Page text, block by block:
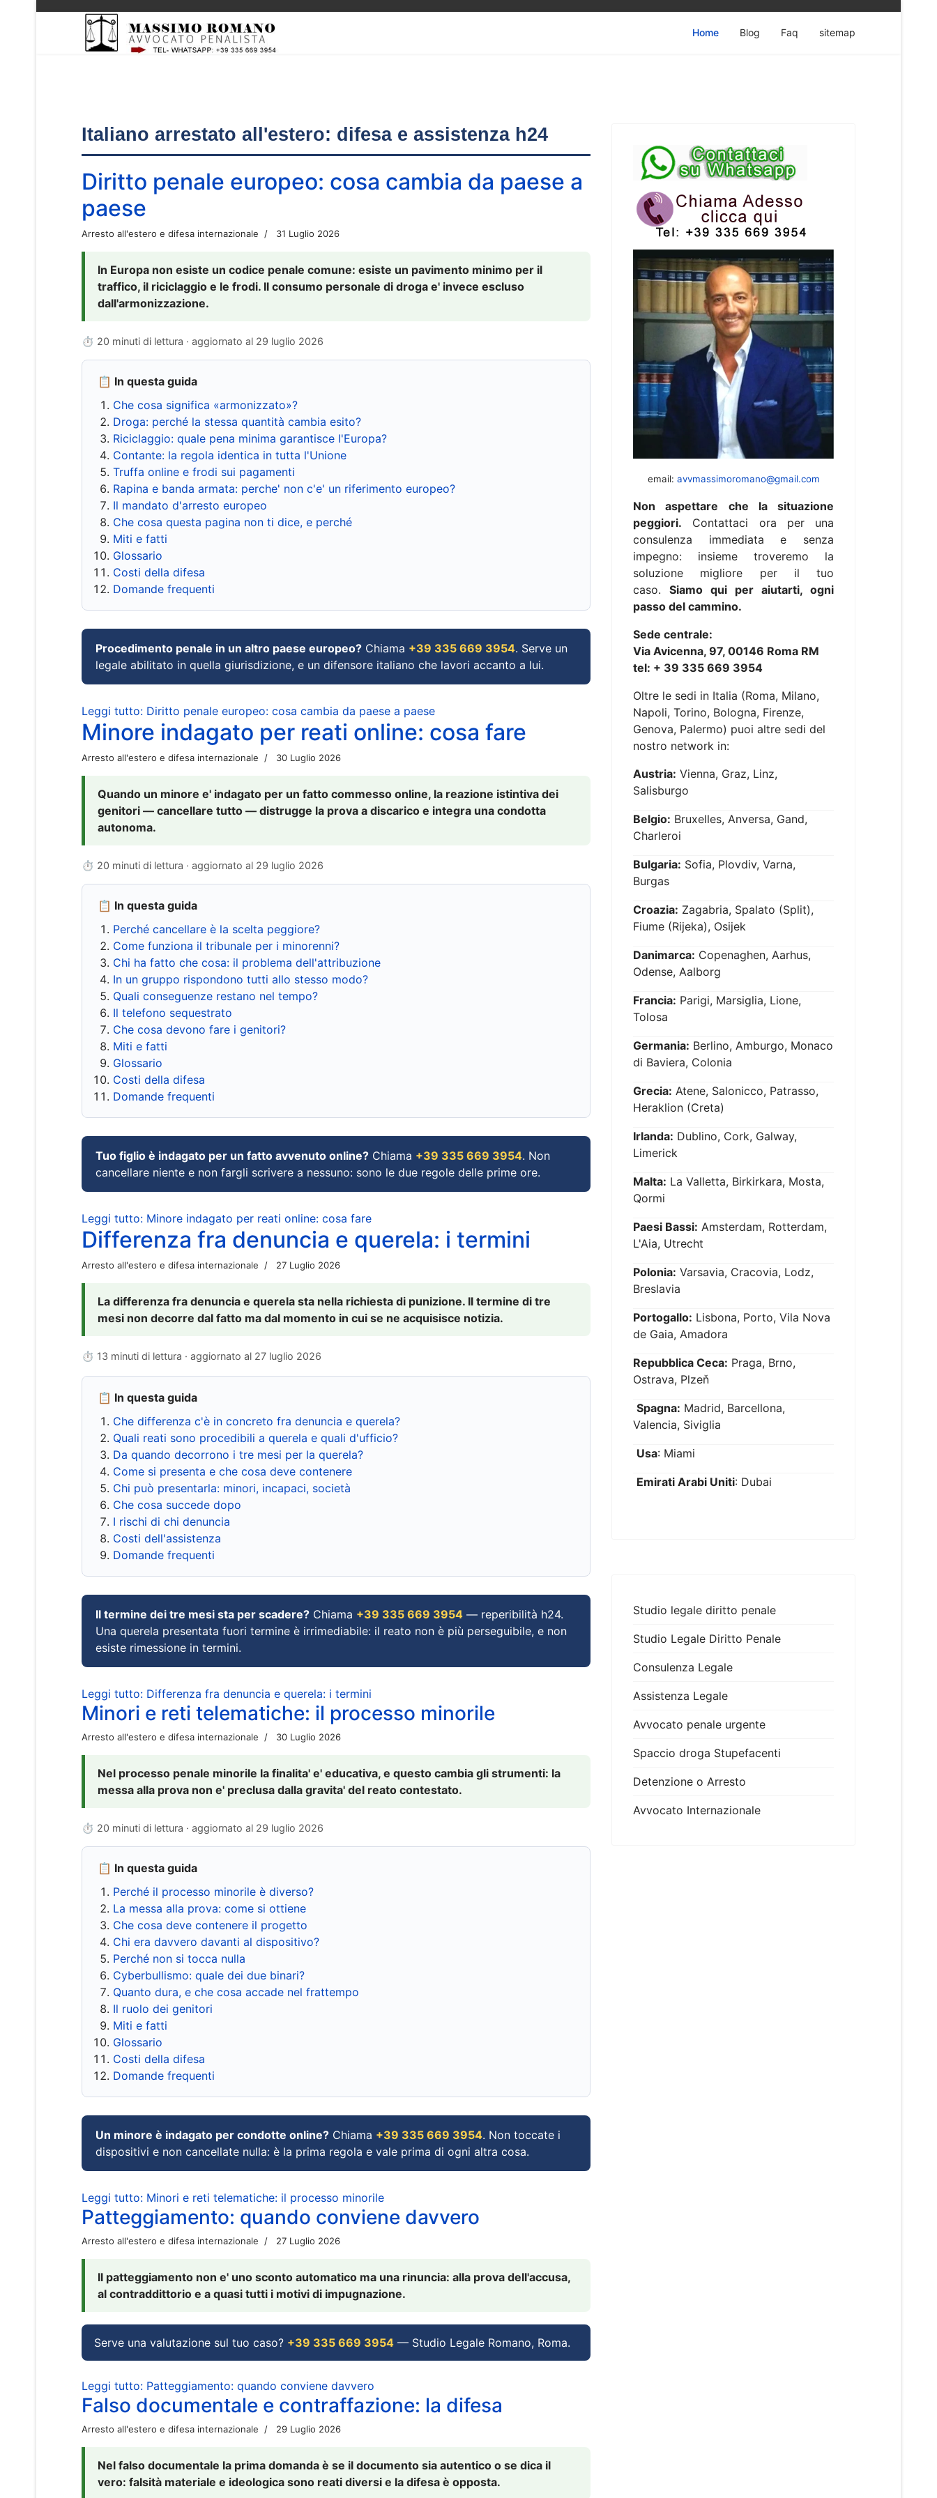
Home Blog Faq sitemap
Italiano arrestato all'estero: difesa e assistenza h24
Diritto penale europeo: cosa cambia da paese a
paese
Arresto all'estero e difesa internazionale 31 Luglio 2026
In Europa non esiste un codice penale comune: esiste un pavimento minimo per il
traffico, il riciclaggio e le frodi. Il consumo personale di droga e' invece escluso
dall'armonizzazione.
⏱ 20 minuti di lettura · aggiornato al 29 luglio 2026
📋 In questa guida
Che cosa significa «armonizzato»?
Droga: perché la stessa quantità cambia esito?
Riciclaggio: quale pena minima garantisce l'Europa?
Contante: la regola identica in tutta l'Unione
Truffa online e frodi sui pagamenti
Rapina e banda armata: perche' non c'e' un riferimento europeo?
Il mandato d'arresto europeo
Che cosa questa pagina non ti dice, e perché
Miti e fatti
Glossario
Costi della difesa
Domande frequenti
Procedimento penale in un altro paese europeo? Chiama +39 335 669 3954. Serve un
legale abilitato in quella giurisdizione, e un difensore italiano che lavori accanto a lui.
Leggi tutto: Diritto penale europeo: cosa cambia da paese a paese
Minore indagato per reati online: cosa fare
Arresto all'estero e difesa internazionale 30 Luglio 2026
Quando un minore e' indagato per un fatto commesso online, la reazione istintiva dei
genitori — cancellare tutto — distrugge la prova a discarico e integra una condotta
autonoma.
⏱ 20 minuti di lettura · aggiornato al 29 luglio 2026
📋 In questa guida
Perché cancellare è la scelta peggiore?
Come funziona il tribunale per i minorenni?
Chi ha fatto che cosa: il problema dell'attribuzione
In un gruppo rispondono tutti allo stesso modo?
Quali conseguenze restano nel tempo?
Il telefono sequestrato
Che cosa devono fare i genitori?
Miti e fatti
Glossario
Costi della difesa
Domande frequenti
Tuo figlio è indagato per un fatto avvenuto online? Chiama +39 335 669 3954. Non
cancellare niente e non fargli scrivere a nessuno: sono le due regole delle prime ore.
Leggi tutto: Minore indagato per reati online: cosa fare
Differenza fra denuncia e querela: i termini
Arresto all'estero e difesa internazionale 27 Luglio 2026
La differenza fra denuncia e querela sta nella richiesta di punizione. Il termine di tre
mesi non decorre dal fatto ma dal momento in cui se ne acquisisce notizia.
⏱ 13 minuti di lettura · aggiornato al 27 luglio 2026
📋 In questa guida
Che differenza c'è in concreto fra denuncia e querela?
Quali reati sono procedibili a querela e quali d'ufficio?
Da quando decorrono i tre mesi per la querela?
Come si presenta e che cosa deve contenere
Chi può presentarla: minori, incapaci, società
Che cosa succede dopo
I rischi di chi denuncia
Costi dell'assistenza
Domande frequenti
Il termine dei tre mesi sta per scadere? Chiama +39 335 669 3954 — reperibilità h24.
Una querela presentata fuori termine è irrimediabile: il reato non è più perseguibile, e non
esiste rimessione in termini.
Leggi tutto: Differenza fra denuncia e querela: i termini
Minori e reti telematiche: il processo minorile
Arresto all'estero e difesa internazionale 30 Luglio 2026
Nel processo penale minorile la finalita' e' educativa, e questo cambia gli strumenti: la
messa alla prova non e' preclusa dalla gravita' del reato contestato.
⏱ 20 minuti di lettura · aggiornato al 29 luglio 2026
📋 In questa guida
Perché il processo minorile è diverso?
La messa alla prova: come si ottiene
Che cosa deve contenere il progetto
Chi era davvero davanti al dispositivo?
Perché non si tocca nulla
Cyberbullismo: quale dei due binari?
Quanto dura, e che cosa accade nel frattempo
Il ruolo dei genitori
Miti e fatti
Glossario
Costi della difesa
Domande frequenti
Un minore è indagato per condotte online? Chiama +39 335 669 3954. Non toccate i
dispositivi e non cancellate nulla: è la prima regola e vale prima di ogni altra cosa.
Leggi tutto: Minori e reti telematiche: il processo minorile
Patteggiamento: quando conviene davvero
Arresto all'estero e difesa internazionale 27 Luglio 2026
Il patteggiamento non e' uno sconto automatico ma una rinuncia: alla prova dell'accusa,
al contraddittorio e a quasi tutti i motivi di impugnazione.
Serve una valutazione sul tuo caso? +39 335 669 3954 — Studio Legale Romano, Roma.
Leggi tutto: Patteggiamento: quando conviene davvero
Falso documentale e contraffazione: la difesa
Arresto all'estero e difesa internazionale 29 Luglio 2026
Nel falso documentale la prima domanda è se il documento sia autentico o se dica il
vero: falsità materiale e ideologica sono reati diversi e la difesa è opposta.
email: avvmassimoromano@gmail.com
Non aspettare che la situazione
peggiori. Contattaci ora per una
consulenza immediata e senza
impegno: insieme troveremo la
soluzione migliore per il tuo
caso. Siamo qui per aiutarti, ogni
passo del cammino.
Sede centrale:
Via Avicenna, 97, 00146 Roma RM
tel: + 39 335 669 3954
Oltre le sedi in Italia (Roma, Milano,
Napoli, Torino, Bologna, Firenze,
Genova, Palermo) puoi altre sedi del
nostro network in:
Austria: Vienna, Graz, Linz,
Salisburgo
Belgio: Bruxelles, Anversa, Gand,
Charleroi
Bulgaria: Sofia, Plovdiv, Varna,
Burgas
Croazia: Zagabria, Spalato (Split),
Fiume (Rijeka), Osijek
Danimarca: Copenaghen, Aarhus,
Odense, Aalborg
Francia: Parigi, Marsiglia, Lione,
Tolosa
Germania: Berlino, Amburgo, Monaco
di Baviera, Colonia
Grecia: Atene, Salonicco, Patrasso,
Heraklion (Creta)
Irlanda: Dublino, Cork, Galway,
Limerick
Malta: La Valletta, Birkirkara, Mosta,
Qormi
Paesi Bassi: Amsterdam, Rotterdam,
L'Aia, Utrecht
Polonia: Varsavia, Cracovia, Lodz,
Breslavia
Portogallo: Lisbona, Porto, Vila Nova
de Gaia, Amadora
Repubblica Ceca: Praga, Brno,
Ostrava, Plzeň
Spagna: Madrid, Barcellona,
Valencia, Siviglia
Usa: Miami
Emirati Arabi Uniti: Dubai
Studio legale diritto penale
Studio Legale Diritto Penale
Consulenza Legale
Assistenza Legale
Avvocato penale urgente
Spaccio droga Stupefacenti
Detenzione o Arresto
Avvocato Internazionale